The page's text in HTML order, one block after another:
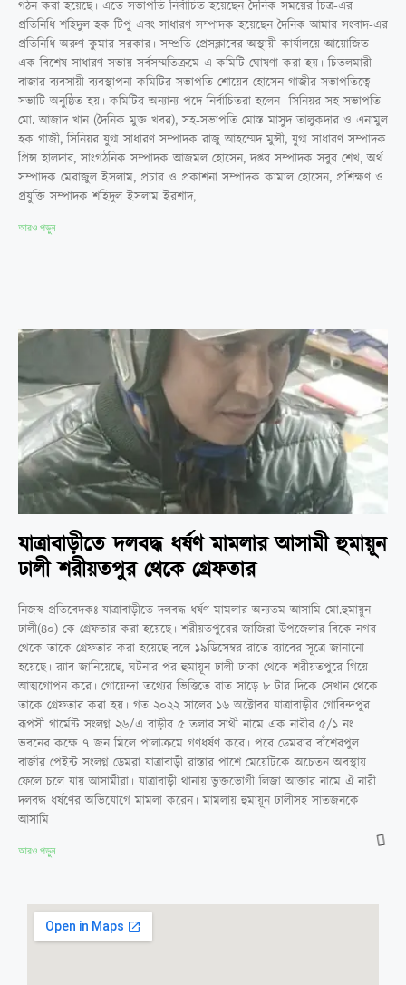
গঠন করা হয়েছে। এতে সভাপতি নির্বাচিত হয়েছেন দৈনিক সময়ের চিত্র-এর
প্রতিনিধি শহিদুল হক টিপু এবং সাধারণ সম্পাদক হয়েছেন দৈনিক আমার সংবাদ-এর
প্রতিনিধি অরুণ কুমার সরকার। সম্প্রতি প্রেসক্লাবের অস্থায়ী কার্যালয়ে আয়োজিত
এক বিশেষ সাধারণ সভায় সর্বসম্মতিক্রমে এ কমিটি ঘোষণা করা হয়। চিতলমারী
বাজার ব্যবসায়ী ব্যবস্থাপনা কমিটির সভাপতি শোয়েব হোসেন গাজীর সভাপতিত্বে
সভাটি অনুষ্ঠিত হয়। কমিটির অন্যান্য পদে নির্বাচিতরা হলেন- সিনিয়র সহ-সভাপতি
মো. আজাদ খান (দৈনিক মুক্ত খবর), সহ-সভাপতি মোস্ত মাসুদ তালুকদার ও এনামুল
হক গাজী, সিনিয়র যুগ্ম সাধারণ সম্পাদক রাজু আহম্মেদ মুন্সী, যুগ্ম সাধারণ সম্পাদক
প্রিন্স হালদার, সাংগঠনিক সম্পাদক আজমল হোসেন, দপ্তর সম্পাদক সবুর শেখ, অর্থ
সম্পাদক মেরাজুল ইসলাম, প্রচার ও প্রকাশনা সম্পাদক কামাল হোসেন, প্রশিক্ষণ ও
প্রযুক্তি সম্পাদক শহিদুল ইসলাম ইরশাদ,
আরও পড়ুন
যাত্রাবাড়ীতে দলবদ্ধ ধর্ষণ মামলার আসামী হুমায়ূন
ঢালী শরীয়তপুর থেকে গ্রেফতার
নিজস্ব প্রতিবেদকঃ যাত্রাবাড়ীতে দলবদ্ধ ধর্ষণ মামলার অন্যতম আসামি মো.হুমায়ুন
ঢালী(৪০) কে গ্রেফতার করা হয়েছে। শরীয়তপুরের জাজিরা উপজেলার বিকে নগর
থেকে তাকে গ্রেফতার করা হয়েছে বলে ১৯ডিসেম্বর রাতে র‍্যাবের সূত্রে জানানো
হয়েছে। র‍্যাব জানিয়েছে, ঘটনার পর হুমায়ূন ঢালী ঢাকা থেকে শরীয়তপুরে গিয়ে
আত্মগোপন করে। গোয়েন্দা তথ্যের ভিত্তিতে রাত সাড়ে ৮ টার দিকে সেখান থেকে
তাকে গ্রেফতার করা হয়। গত ২০২২ সালের ১৬ অক্টোবর যাত্রাবাড়ীর গোবিন্দপুর
রূপসী গার্মেন্ট সংলগ্ন ২৬/এ বাড়ীর ৫ তলার সাথী নামে এক নারীর ৫/১ নং
ভবনের কক্ষে ৭ জন মিলে পালাক্রমে গণধর্ষণ করে। পরে ডেমরার বাঁশেরপুল
বার্জার পেইন্ট সংলগ্ন ডেমরা যাত্রাবাড়ী রাস্তার পাশে মেয়েটিকে অচেতন অবস্থায়
ফেলে চলে যায় আসামীরা। যাত্রাবাড়ী থানায় ভুক্তভোগী লিজা আক্তার নামে ঐ নারী
দলবদ্ধ ধর্ষণের অভিযোগে মামলা করেন। মামলায় হুমায়ূন ঢালীসহ সাতজনকে
আসামি
আরও পড়ুন